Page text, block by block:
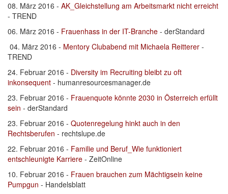
08. März 2016 - AK_Gleichstellung am Arbeitsmarkt nicht erreicht
- TREND
06. März 2016 - Frauenhass in der IT-Branche - derStandard
04. März 2016 - Mentory Clubabend mit Michaela Reitterer -
TREND
24. Februar 2016 - Diversity im Recruiting bleibt zu oft
inkonsequent - humanresourcesmanager.de
23. Februar 2016 - Frauenquote könnte 2030 in Österreich erfüllt
sein - derStandard
23. Februar 2016 - Quotenregelung hinkt auch in den
Rechtsberufen - rechtslupe.de
22. Februar 2016 - Familie und Beruf_Wie funktioniert
entschleunigte Karriere - ZeitOnline
10. Februar 2016 - Frauen brauchen zum Mächtigsein keine
Pumpgun - Handelsblatt